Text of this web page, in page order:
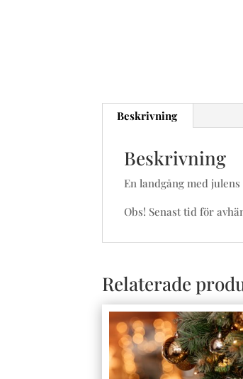
Beskrivning
Beskrivning
En landgång med julens
Obs! Senast tid för
Relaterade